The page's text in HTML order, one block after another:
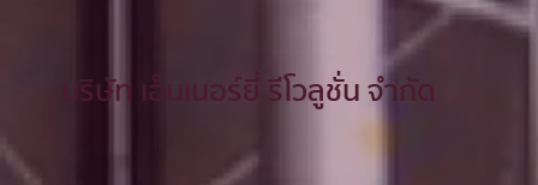
บริษัท เอ็นเนอร์ยี่ รีโวลูชั่น จํากัด